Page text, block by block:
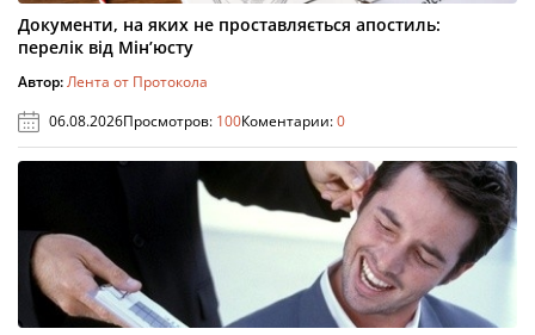
Документи, на яких не проставляється апостиль:
перелік від Мін’юсту
Автор:Лента от Протокола
06.08.2026Просмотров: 100Коментарии:0